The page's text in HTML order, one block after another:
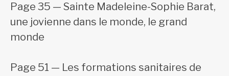
Page 35 — Sainte Madeleine-Sophie Barat,
une jovienne dans le monde, le grand
monde
Page 51 — Les formations sanitaires de